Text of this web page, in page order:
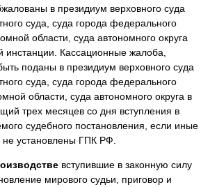
в президиум верховного суда
суда, суда города федерального
области, суда автономного округа
инстанции. Кассационные жалоба,
поданы в президиум верховного суда
суда, суда города федерального
области, суда автономного округа в
трех месяцев со дня вступления в
судебного постановления, если иные
не установлены ГПК РФ.
вступившие в законную силу
мирового судьи, приговор и